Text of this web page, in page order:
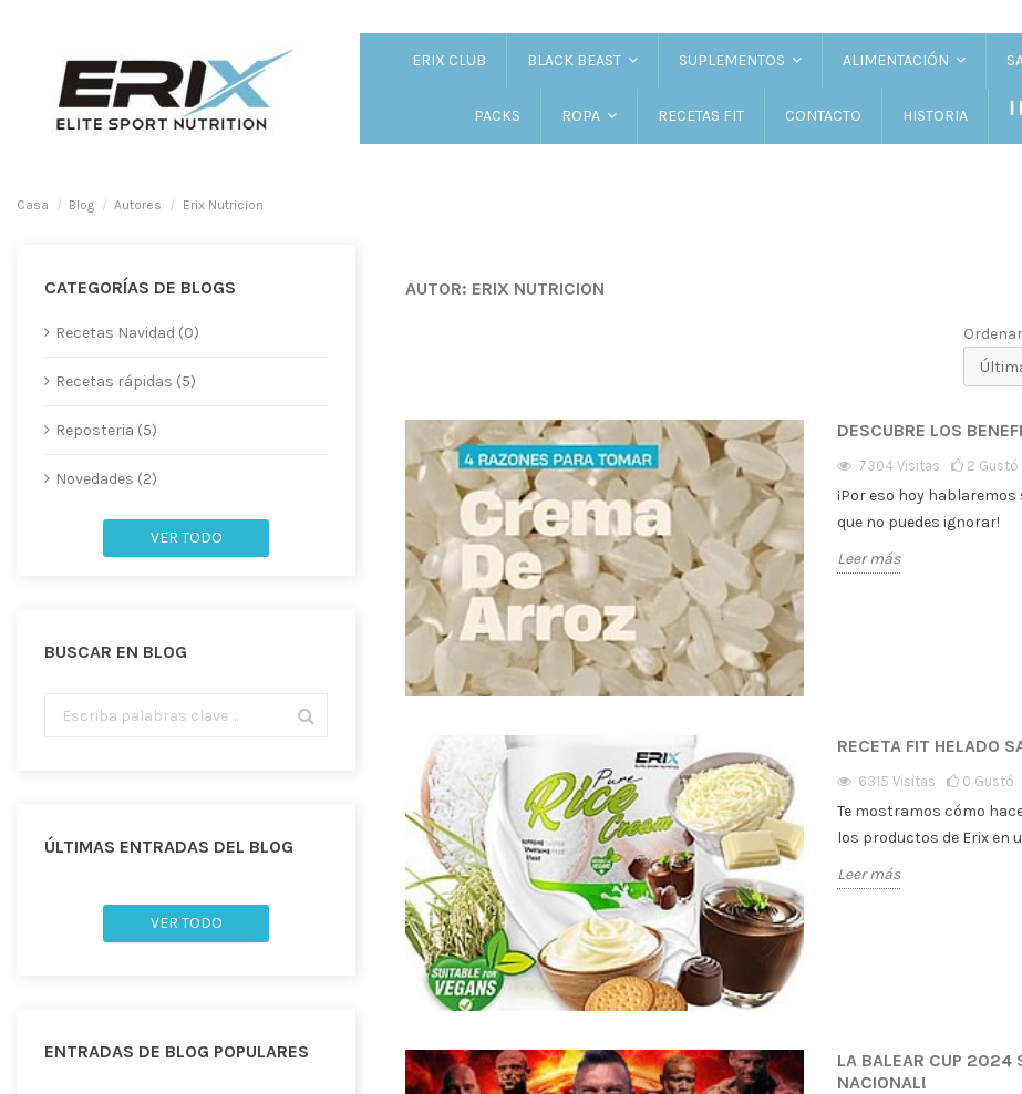
ERIX CLUB BLACK BEAST SUPLEMENTOS ALIMENTACIÓN
PACKS ROPA RECETAS FIT CONTACTO HISTORIA
Casa Blog Autores Erix Nutricion
CATEGORÍAS DE BLOGS
Recetas Navidad (0)
Recetas rápidas (5)
Reposteria (5)
Novedades (2)
VER TODO
BUSCAR EN BLOG
ÚLTIMAS ENTRADAS DEL BLOG
VER TODO
ENTRADAS DE BLOG POPULARES
AUTOR: ERIX NUTRICION
DESCUBRE LOS
7304Visitas 2 Gustó
¡Por eso hoy
que no puedes ignorar!
Leer más
RECETA FIT HELADO
6315Visitas 0 Gustó
Te mostramos cómo
los productos de Erix en
Leer más
LA BALEAR CUP 2024
NACIONAL!